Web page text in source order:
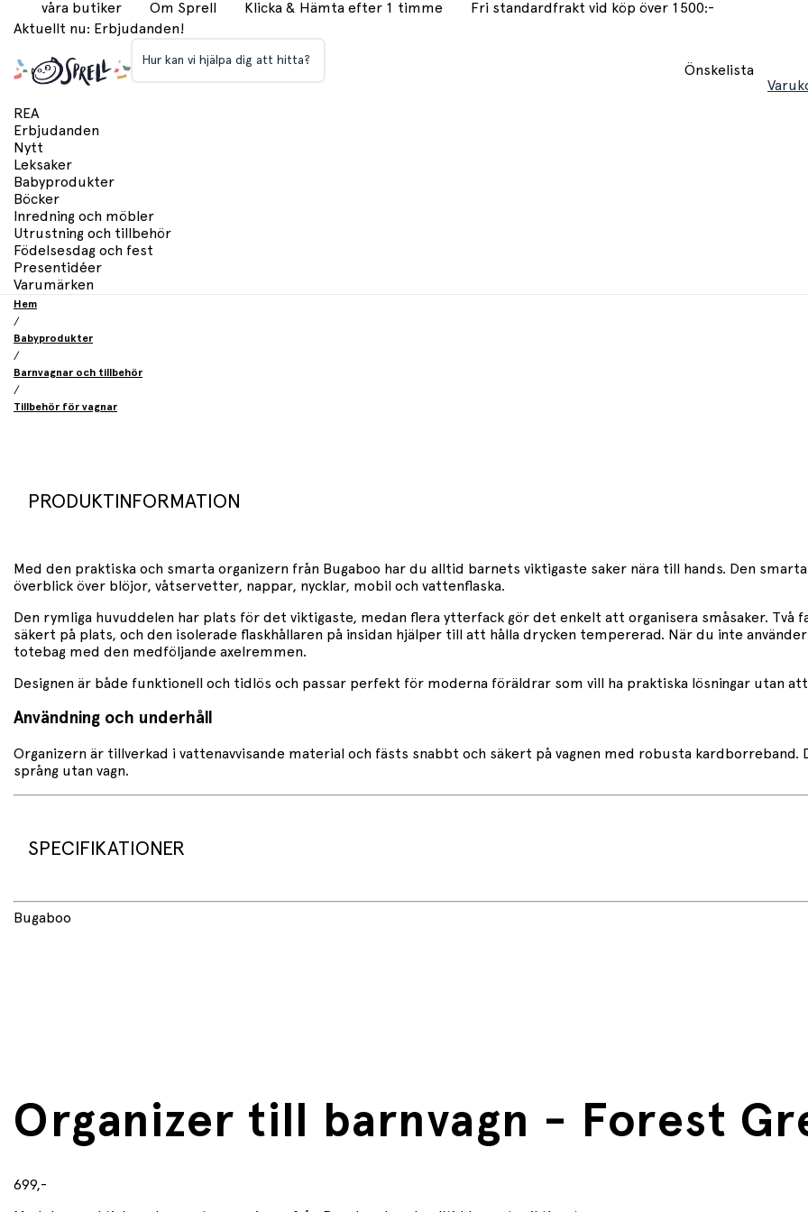
våra butiker Om Sprell Klicka & Hämta efter 1 timme
Fri standardfrakt vid köp över 1500:-
Aktuellt nu: Erbjudanden!
Hur kan vi hjälpa dig att hitta?
Önskelista
REA
Erbjudanden
Nytt
Leksaker
Babyprodukter
Böcker
Inredning och möbler
Utrustning och tillbehör
Födelsesdag och fest
Presentidéer
Varumärken
Hem
/
Babyprodukter
/
Barnvagnar och tillbehör
/
Tillbehör för vagnar
PRODUKTINFORMATION
Med den praktiska och smarta organizern från Bugaboo har du alltid barnets viktigaste saker nära till hands. Den
överblick över blöjor, våtservetter, nappar, nycklar, mobil och vattenflaska.
Den rymliga huvuddelen har plats för det viktigaste, medan flera ytterfack gör det enkelt att organisera småsaker. Två
säkert på plats, och den isolerade flaskhållaren på insidan hjälper till att hålla drycken tempererad. När du inte
totebag med den medföljande axelremmen.
Designen är både funktionell och tidlös och passar perfekt för moderna föräldrar som vill ha praktiska lösningar utan
Användning och underhåll
Organizern är tillverkad i vattenavvisande material och fästs snabbt och säkert på vagnen med robusta kardborreband.
språng utan vagn.
SPECIFIKATIONER
Produktnamn:
Bugaboo
Organizer till barnvagn - Forest
699,-